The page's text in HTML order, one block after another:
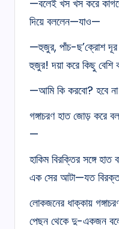
—বলেই খস খস করে
দিয়ে বললেন—যাও—
—হুজুর, পাঁচ-ছ’ক্রোশ দূর
হুজুর! দয়া করে কিছু বেশি
—আমি কি করবো? হবে
গঙ্গাচরণ হাত জোড় করে
—
হাকিম বিরক্তির সঙ্গে
এক সের আটা—যত
লোকজনের ধাক্কায়
পেছন থেকে দু-একজন